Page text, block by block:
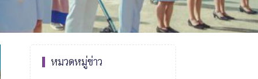
หมวดหมู่ข่าว